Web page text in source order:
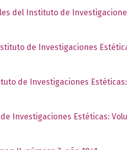
del Instituto de
de Investigaciones
de Investigaciones
Investigaciones Estéticas: